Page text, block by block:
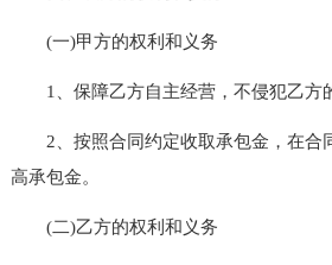
(一)甲方的权利和义务
1、保障乙方自主经营，不侵犯乙方的
2、按照合同约定收取承包金，在合
高承包金。
(二)乙方的权利和义务